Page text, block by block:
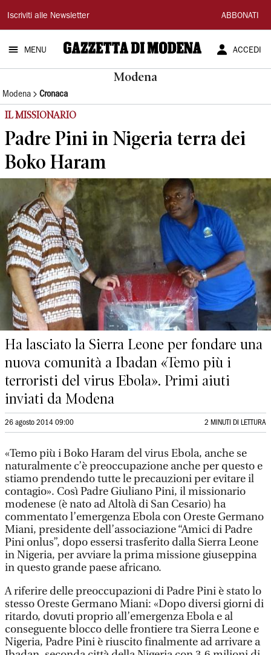
Gazzetta
di
Modena
Iscriviti alle Newsletter ABBONATI
MENU ACCEDI
Modena
Modena Cronaca
IL MISSIONARIO
Padre Pini in Nigeria terra dei
Boko Haram
Ha lasciato la Sierra Leone per fondare una
nuova comunità a Ibadan «Temo più i
terroristi del virus Ebola». Primi aiuti
inviati da Modena
26 agosto 2014 09:00 2 MINUTI DI LETTURA
«Temo più i Boko Haram del virus Ebola, anche se
naturalmente c’è preoccupazione anche per questo e
stiamo prendendo tutte le precauzioni per evitare il
contagio». Così Padre Giuliano Pini, il missionario
modenese (è nato ad Altolà di San Cesario) ha
commentato l’emergenza Ebola con Oreste Germano
Miani, presidente dell’associazione “Amici di Padre
Pini onlus”, dopo essersi trasferito dalla Sierra Leone
in Nigeria, per avviare la prima missione giuseppina
in questo grande paese africano.
A riferire delle preoccupazioni di Padre Pini è stato lo
stesso Oreste Germano Miani: «Dopo diversi giorni di
ritardo, dovuti proprio all’emergenza Ebola e al
conseguente blocco delle frontiere tra Sierra Leone e
Nigeria, Padre Pini è riuscito finalmente ad arrivare a